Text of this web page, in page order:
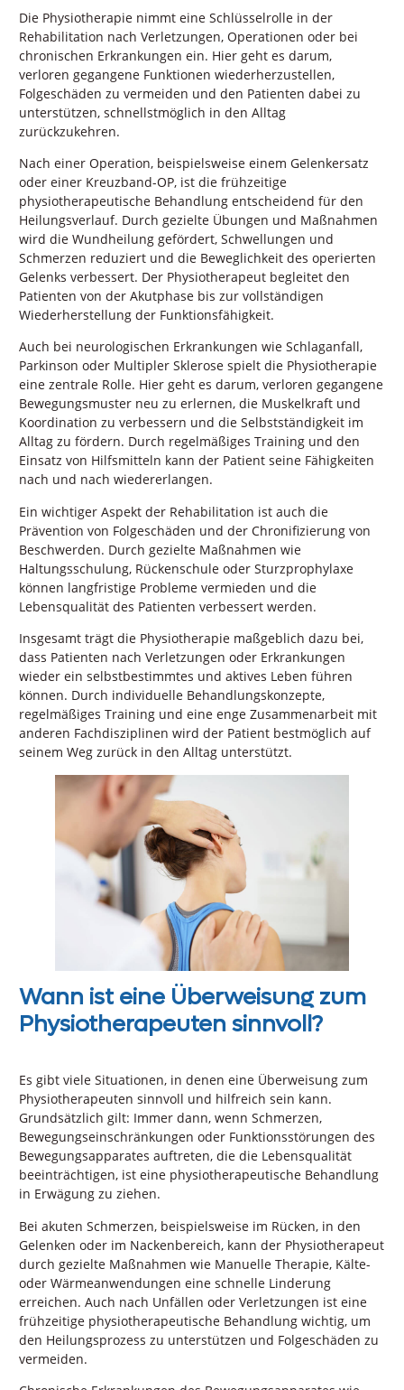
Die Physiotherapie nimmt eine Schlüsselrolle in der
Rehabilitation nach Verletzungen, Operationen oder bei
chronischen Erkrankungen ein. Hier geht es darum,
verloren gegangene Funktionen wiederherzustellen,
Folgeschäden zu vermeiden und den Patienten dabei zu
unterstützen, schnellstmöglich in den Alltag
zurückzukehren.
Nach einer Operation, beispielsweise einem Gelenkersatz
oder einer Kreuzband-OP, ist die frühzeitige
physiotherapeutische Behandlung entscheidend für den
Heilungsverlauf. Durch gezielte Übungen und Maßnahmen
wird die Wundheilung gefördert, Schwellungen und
Schmerzen reduziert und die Beweglichkeit des operierten
Gelenks verbessert. Der Physiotherapeut begleitet den
Patienten von der Akutphase bis zur vollständigen
Wiederherstellung der Funktionsfähigkeit.
Auch bei neurologischen Erkrankungen wie Schlaganfall,
Parkinson oder Multipler Sklerose spielt die Physiotherapie
eine zentrale Rolle. Hier geht es darum, verloren gegangene
Bewegungsmuster neu zu erlernen, die Muskelkraft und
Koordination zu verbessern und die Selbstständigkeit im
Alltag zu fördern. Durch regelmäßiges Training und den
Einsatz von Hilfsmitteln kann der Patient seine Fähigkeiten
nach und nach wiedererlangen.
Ein wichtiger Aspekt der Rehabilitation ist auch die
Prävention von Folgeschäden und der Chronifizierung von
Beschwerden. Durch gezielte Maßnahmen wie
Haltungsschulung, Rückenschule oder Sturzprophylaxe
können langfristige Probleme vermieden und die
Lebensqualität des Patienten verbessert werden.
Insgesamt trägt die Physiotherapie maßgeblich dazu bei,
dass Patienten nach Verletzungen oder Erkrankungen
wieder ein selbstbestimmtes und aktives Leben führen
können. Durch individuelle Behandlungskonzepte,
regelmäßiges Training und eine enge Zusammenarbeit mit
anderen Fachdisziplinen wird der Patient bestmöglich auf
seinem Weg zurück in den Alltag unterstützt.
Wann ist eine Überweisung zum
Physiotherapeuten sinnvoll?
Es gibt viele Situationen, in denen eine Überweisung zum
Physiotherapeuten sinnvoll und hilfreich sein kann.
Grundsätzlich gilt: Immer dann, wenn Schmerzen,
Bewegungseinschränkungen oder Funktionsstörungen des
Bewegungsapparates auftreten, die die Lebensqualität
beeinträchtigen, ist eine physiotherapeutische Behandlung
in Erwägung zu ziehen.
Bei akuten Schmerzen, beispielsweise im Rücken, in den
Gelenken oder im Nackenbereich, kann der Physiotherapeut
durch gezielte Maßnahmen wie Manuelle Therapie, Kälte-
oder Wärmeanwendungen eine schnelle Linderung
erreichen. Auch nach Unfällen oder Verletzungen ist eine
frühzeitige physiotherapeutische Behandlung wichtig, um
den Heilungsprozess zu unterstützen und Folgeschäden zu
vermeiden.